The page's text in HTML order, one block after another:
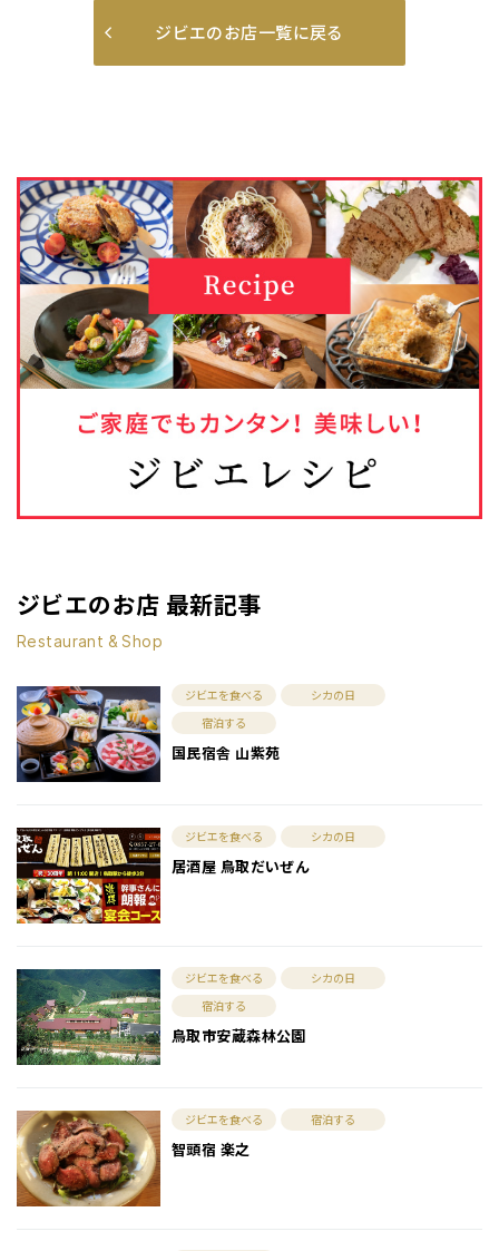
ジビエのお店一覧に戻る
ジビエのお店 最新記事
Restaurant & Shop
ジビエを食べる
シカの日
宿泊する
国民宿舎 山紫苑
ジビエを食べる シカの日
居酒屋 鳥取だいぜん
ジビエを食べる
シカの日
宿泊する
鳥取市安蔵森林公園
ジビエを食べる 宿泊する
智頭宿 楽之